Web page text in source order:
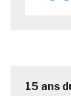
15 ans